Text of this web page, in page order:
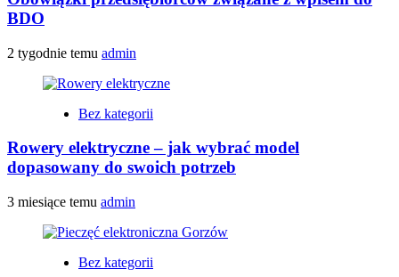
BDO
2 tygodnie temu admin
Bez kategorii
Rowery elektryczne – jak wybrać model
dopasowany do swoich potrzeb
3 miesiące temu admin
Bez kategorii